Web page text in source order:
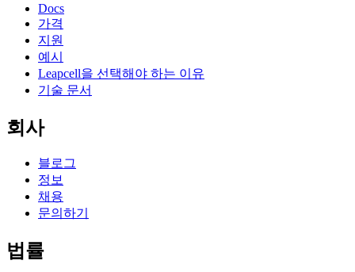
Docs
가격
지원
예시
Leapcell을 선택해야 하는 이유
기술 문서
회사
블로그
정보
채용
문의하기
법률